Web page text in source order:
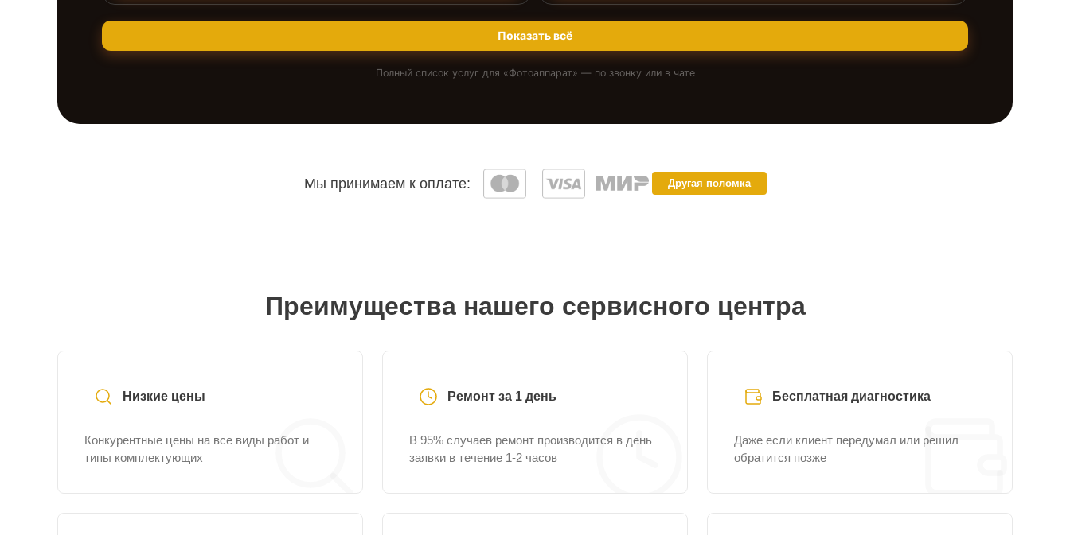
Показать всё
Полный список услуг для «Фотоаппарат» — по звонку или в чате
Мы принимаем к оплате: Другая поломка
Преимущества нашего сервисного центра
Низкие цены
Конкурентные цены на все виды работ и
типы комплектующих
Ремонт за 1 день
В 95% случаев ремонт производится в день
заявки в течение 1-2 часов
Бесплатная диагностика
Даже если клиент передумал или решил
обратится позже